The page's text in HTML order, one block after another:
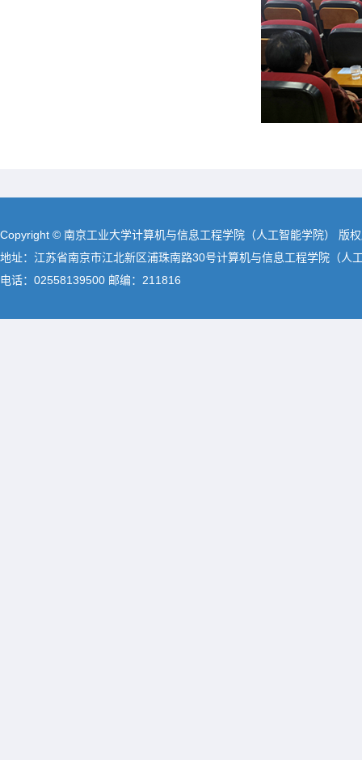
Copyright © 南京工业大学计算机与信息工程学院（人工智能学院） 版
地址：江苏省南京市江北新区浦珠南路30号计算机与信息工程学院（人
电话：02558139500 邮编：211816